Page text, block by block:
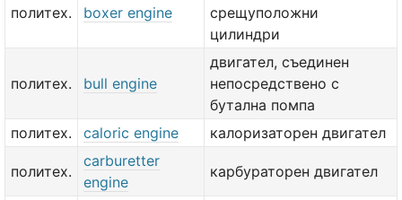
политех. boxer engine
срещуположни
цилиндри
политех. bull engine
двигател, съединен
непосредствено с
бутална помпа
политех.
caloric engine калоризаторен двигател
политех.
carburetter
engine
карбураторен двигател